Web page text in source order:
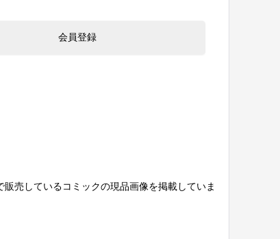
売しているコミックの現品画像を掲載していま